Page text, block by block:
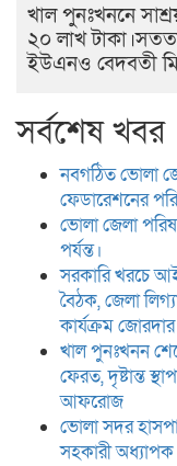
খাল পুনঃখননে
২০ লাখ
ইউএনও বেদবতী
সর্বশেষ খবর
নবগঠিত ভোলা
ফেডারেশনের
ভোলা জেলা
পর্যন্ত।
সরকারি খরচে
বৈঠক, জেলা
কার্যক্রম
খাল পুনঃখনন
ফেরত, দৃষ্টান্ত
আফরোজ
ভোলা সদর
সহকারী